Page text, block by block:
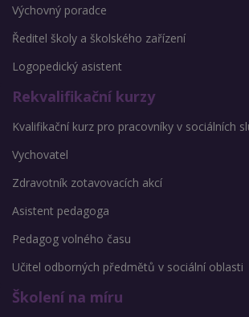
Výchovný poradce
Ředitel školy a školského zařízení
Logopedický asistent
Rekvalifikační kurzy
Kvalifikační kurz pro pracovníky v sociálních
Vychovatel
Zdravotník zotavovacích akcí
Asistent pedagoga
Pedagog volného času
Učitel odborných předmětů v sociální oblasti
Školení na míru